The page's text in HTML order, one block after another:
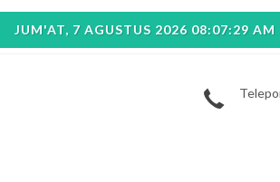
JUM'AT, 7 AGUSTUS 2026 08:07:30 AM